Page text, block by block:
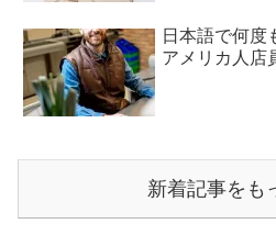
日本語で何度
アメリカ人店
新着記事をも